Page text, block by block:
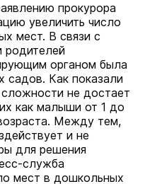
прокурора
увеличить число
мест. В связи с
родителей
органом была
садов. Как показали
не достает
как малыши от 1 до
Между тем,
и не
для решения
служба
мест в дошкольных